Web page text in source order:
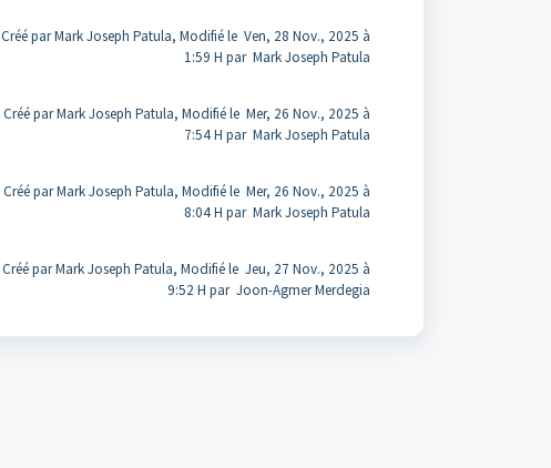
Créé par Mark Joseph Patula, Modifié le Ven, 28 Nov., 2025 à
1:59 H par Mark Joseph Patula
Créé par Mark Joseph Patula, Modifié le Mer, 26 Nov., 2025 à
7:54 H par Mark Joseph Patula
Créé par Mark Joseph Patula, Modifié le Mer, 26 Nov., 2025 à
8:04 H par Mark Joseph Patula
Créé par Mark Joseph Patula, Modifié le Jeu, 27 Nov., 2025 à
9:52 H par Joon-Agmer Merdegia